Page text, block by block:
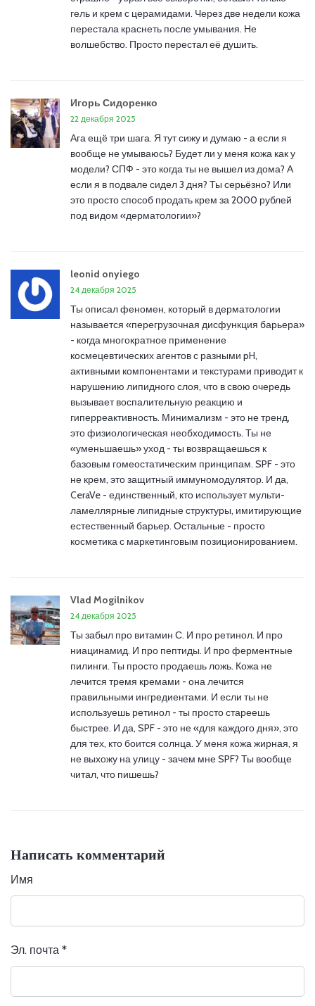
гель и крем с церамидами. Через две недели кожа
перестала краснеть после умывания. Не
волшебство. Просто перестал её душить.
Игорь Сидоренко
22 декабря 2025
Ага ещё три шага. Я тут сижу и думаю - а если я
вообще не умываюсь? Будет ли у меня кожа как у
модели? СПФ - это когда ты не вышел из дома? А
если я в подвале сидел 3 дня? Ты серьёзно? Или
это просто способ продать крем за 2000 рублей
под видом «дерматологии»?
leonid onyiego
24 декабря 2025
Ты описал феномен, который в дерматологии
называется «перегрузочная дисфункция барьера»
- когда многократное применение
космецевтических агентов с разными pH,
активными компонентами и текстурами приводит к
нарушению липидного слоя, что в свою очередь
вызывает воспалительную реакцию и
гиперреактивность. Минимализм - это не тренд,
это физиологическая необходимость. Ты не
«уменьшаешь» уход - ты возвращаешься к
базовым гомеостатическим принципам. SPF - это
не крем, это защитный иммуномодулятор. И да,
CeraVe - единственный, кто использует мульти-
ламеллярные липидные структуры, имитирующие
естественный барьер. Остальные - просто
косметика с маркетинговым позиционированием.
Vlad Mogilnikov
24 декабря 2025
Ты забыл про витамин С. И про ретинол. И про
ниацинамид. И про пептиды. И про ферментные
пилинги. Ты просто продаешь ложь. Кожа не
лечится тремя кремами - она лечится
правильными ингредиентами. И если ты не
используешь ретинол - ты просто стареешь
быстрее. И да, SPF - это не «для каждого дня», это
для тех, кто боится солнца. У меня кожа жирная, я
не выхожу на улицу - зачем мне SPF? Ты вообще
читал, что пишешь?
Написать комментарий
Имя
Эл. почта *